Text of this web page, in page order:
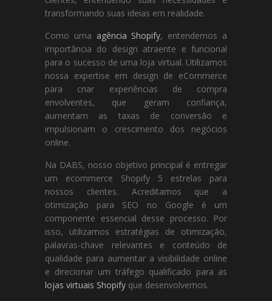
transformando suas ideias em realidade.
Como uma agência Shopify, entendemos a
importância do design atraente e funcional
para o sucesso de uma loja virtual. Utilizamos
nossa expertise em design de eCommerce
para criar experiências de compra
envolventes, que geram confiança,
aumentam as taxas de conversão e
impulsionam o crescimento dos negócios
online.
Na DABS, nosso objetivo principal é entregar
um ecommerce Shopify 5 estrelas para
nossos clientes. Acreditamos que a
otimização para SEO no Google é um
componente essencial desse processo. Por
isso, utilizamos estratégias de otimização,
palavras-chave relevantes e conteúdo de
qualidade para aumentar a visibilidade online
e direcionar um tráfego qualificado para as
lojas virtuais Shopify que desenvolvemos.